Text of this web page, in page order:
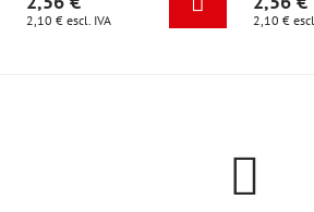
2,10 € escl. IVA 2,10 €